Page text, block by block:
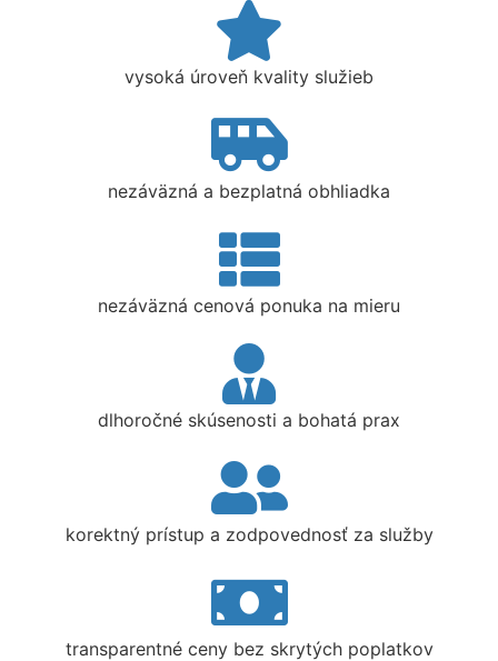
vysoká úroveň kvality služieb
nezáväzná a bezplatná obhliadka
nezáväzná cenová ponuka na mieru
dlhoročné skúsenosti a bohatá prax
korektný prístup a zodpovednosť za služby
transparentné ceny bez skrytých poplatkov